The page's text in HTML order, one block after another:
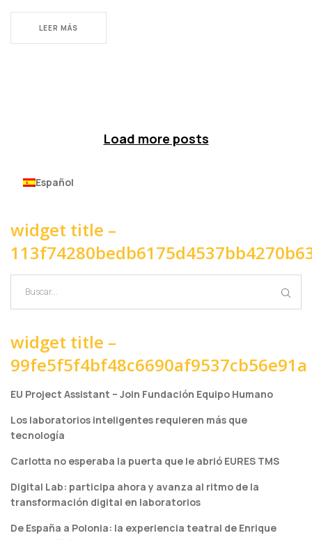
LEER MÁS
Load more posts
Español
widget title –
widget title –
99fe5f5f4bf48c6690af9537cb56e91a
EU Project Assistant – Join Fundación Equipo Humano
Los laboratorios inteligentes requieren más que
tecnología
Carlotta no esperaba la puerta que le abrió EURES TMS
Digital Lab: participa ahora y avanza al ritmo de la
transformación digital en laboratorios
De España a Polonia: la experiencia teatral de Enrique